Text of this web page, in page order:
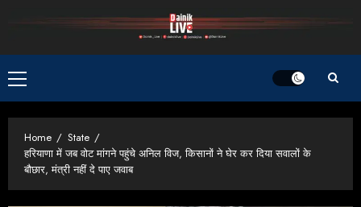
Primary
Menu
Home
State
हरियाणा में जब वोट मांगने पहुंचे अनिल विज, किसानों ने घेर कर दिया सवालों के
बौछार, मंत्री नहीं दे पाए जवाब